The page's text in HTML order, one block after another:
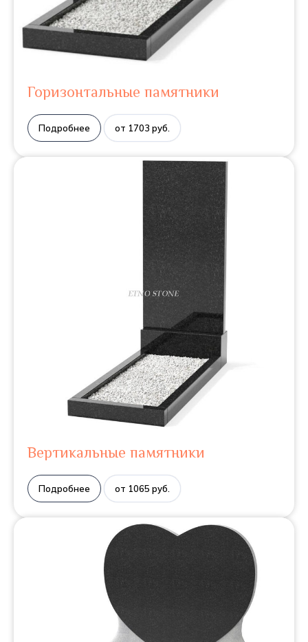
Горизонтальные памятники
Подробнее от 1703 руб.
Вертикальные памятники
Подробнее от 1065 руб.